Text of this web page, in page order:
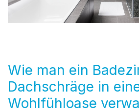
Wie man ein
Dachschräge in
Wohlfühloase